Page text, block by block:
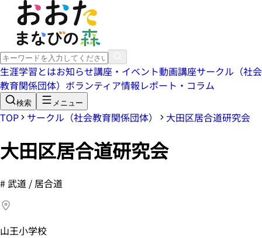
生涯学習とはお知らせ講座・イベント動画講座サークル（社会
教育関係団体） ボランティア情報レポート・コラム
検索 メニュー
TOP サークル（社会教育関係団体） 大田区居合道研究会
大田区居合道研究会
# 武道 / 居合道
山王小学校